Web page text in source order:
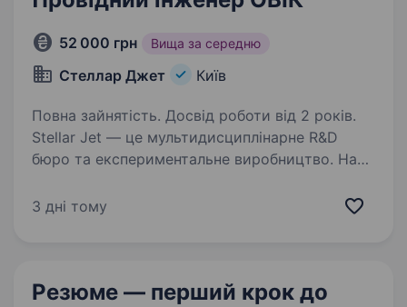
52 000 грн Вища за середню
Стеллар Джет Київ
Повна зайнятість. Досвід роботи від 2 років.
Stellar Jet — це мультидисциплінарне R&D
бюро та експериментальне виробництво. Наші
ми продовжуємо активну роботу над
3 дні тому
Резюме — перший крок до